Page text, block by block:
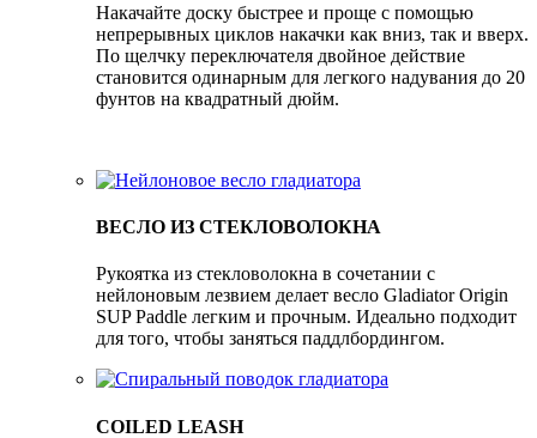
Накачайте доску быстрее и проще с помощью
непрерывных циклов накачки как вниз, так и вверх.
По щелчку переключателя двойное действие
становится одинарным для легкого надувания до 20
фунтов на квадратный дюйм.
ВЕСЛО ИЗ СТЕКЛОВОЛОКНА
Рукоятка из стекловолокна в сочетании с
нейлоновым лезвием делает весло Gladiator Origin
SUP Paddle легким и прочным. Идеально подходит
для того, чтобы заняться паддлбордингом.
COILED LEASH